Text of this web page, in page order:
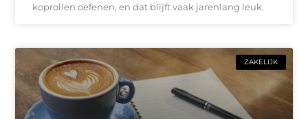
koprollen oefenen, en dat blijft vaak jarenlang leuk.
ZAKELIJK